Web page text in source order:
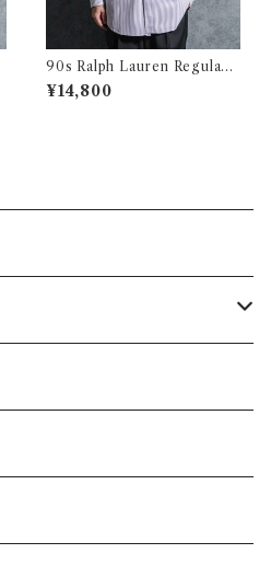
90s Ralph Lauren Regular
Collar Purple Regular Shirt
s ラルフローレン レギュラー
¥14,800